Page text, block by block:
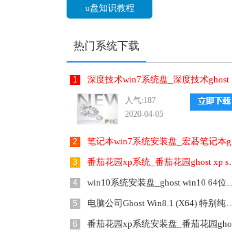
u盘知识教程
热门系统下载
1 深度技术win7系统盘_深度技术ghost win7 64位极速旗舰版v2020年4月(2020.04) ISO镜像高速下载
人气:187
2020-04-05
2 笔记本win7系统安装盘_宏碁笔记本ghost win7 64位官方旗舰版v1807 ISO镜像提供下载
3 番茄花园xp系统_番茄花园ghost xp sp3经典怀旧版v1906(2019.06) ISO镜像高速下载
4 win10系统安装盘_ghost win10 64位正式破解版v1806 ISO镜像提供下载
5 电脑公司Ghost Win8.1 (X64) 特别纯净版2020年1月(2020.01)永久激活 ISO高速下载
6 番茄花园xp系统安装盘_番茄花园ghost xp sp3经典怀旧版v1708 ISO镜像提供下载